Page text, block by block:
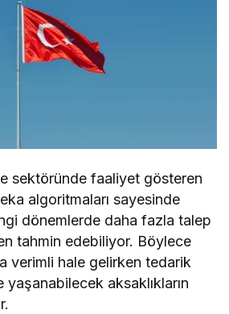
sektöründe faaliyet gösteren
algoritmaları sayesinde
dönemlerde daha fazla talep
tahmin edebiliyor. Böylece
verimli hale gelirken tedarik
aksaklıkların